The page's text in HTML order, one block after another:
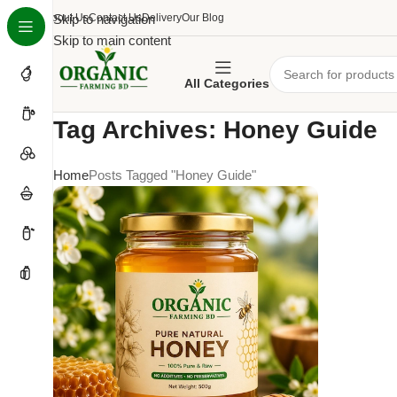
Skip to navigation
Skip to main content
About UsContact UsDeliveryOur Blog
All Categories
Tag Archives: Honey Guide
HomePosts Tagged "Honey Guide"